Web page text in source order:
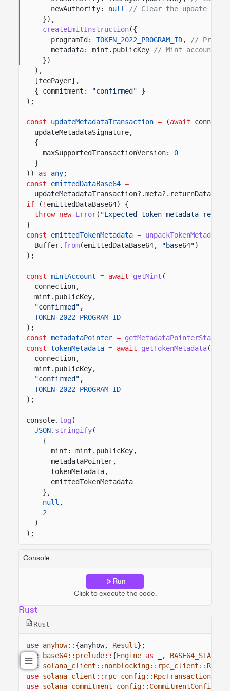
newAuthority:
null
// Clear the update
}),
createEmitInstruction({
programId:
TOKEN_2022_PROGRAM_ID,
//
metadata: mint.publicKey
// Mint account
})
),
[feePayer],
{ commitment:
"confirmed"
}
);
const updateMetadataTransaction = (await
updateMetadataSignature,
{
maxSupportedTransactionVersion:
0
}
))
as any;
const
emittedDataBase64 =
if
( ! emittedDataBase64) {
throw new Error( "Expected token metadata
}
const
emittedTokenMetadata = unpackTokenMetadata
Buffer. from(emittedDataBase64, "base64")
);
const mintAccount = await getMint (
connection,
mint.publicKey,
"confirmed" ,
TOKEN_2022_PROGRAM_ID
);
const metadataPointer = getMetadataPointerState
const tokenMetadata = await getTokenMetadata(
connection,
mint.publicKey,
"confirmed" ,
TOKEN_2022_PROGRAM_ID
);
console. log (
JSON. stringify(
{
mint: mint.publicKey,
metadataPointer,
tokenMetadata,
emittedTokenMetadata
},
null ,
2
)
);
Console
Run
Click to execute the code.
Rust
Rust
use anyhow:: {anyhow, Result};
use
base64:: prelude:: {Engine as _,
use solana_client :: nonblocking:: rpc_client ::
use solana_client :: rpc_config::
use solana_commitment_config:: CommitmentConfig